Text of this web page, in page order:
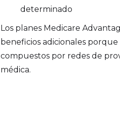
determinado
Los planes Medicare
beneficios adicionales porque
compuestos por redes de
médica.